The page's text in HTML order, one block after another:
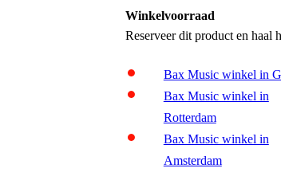
Winkelvoorraad
Reserveer dit product en haal
Bax Music winkel in
Bax Music winkel in
Rotterdam
Bax Music winkel in
Amsterdam